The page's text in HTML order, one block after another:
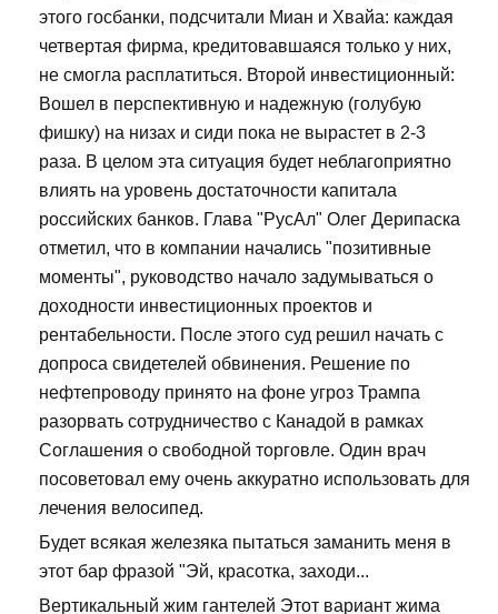
этого госбанки, подсчитали Миан и Хвайа: каждая
четвертая фирма, кредитовавшаяся только у них,
не смогла расплатиться. Второй инвестиционный:
Вошел в перспективную и надежную (голубую
фишку) на низах и сиди пока не вырастет в 2-3
раза. В целом эта ситуация будет неблагоприятно
влиять на уровень достаточности капитала
российских банков. Глава "РусАл" Олег Дерипаска
отметил, что в компании начались "позитивные
моменты", руководство начало задумываться о
доходности инвестиционных проектов и
рентабельности. После этого суд решил начать с
допроса свидетелей обвинения. Решение по
нефтепроводу принято на фоне угроз Трампа
разорвать сотрудничество с Канадой в рамках
Соглашения о свободной торговле. Один врач
посоветовал ему очень аккуратно использовать для
лечения велосипед.
Будет всякая железяка пытаться заманить меня в
этот бар фразой "Эй, красотка, заходи...
Вертикальный жим гантелей Этот вариант жима